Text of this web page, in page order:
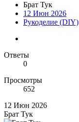
Брат Тук
12 Июн 2026
Рукоделие (DIY)
Ответы
0
Просмотры
652
12 Июн 2026
Брат Тук